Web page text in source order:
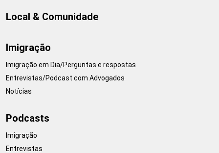
Local & Comunidade
Imigração
Imigração em Dia/Perguntas e respostas
Entrevistas/Podcast com Advogados
Notícias
Podcasts
Imigração
Entrevistas